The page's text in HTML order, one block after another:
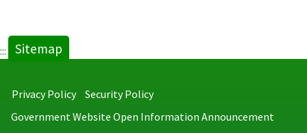
::: Sitemap
Privacy Policy
Security Policy
Government Website Open Information Announcement